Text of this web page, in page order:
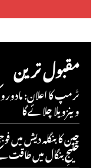
مقبول ترین
ٹرمپ کا اعلان:
وینزویلا چلائے گا
چین کا بنگلہ دیش میں
خلیجِ بنگال میں طاقت